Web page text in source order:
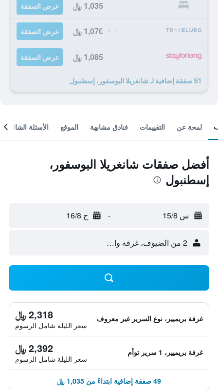
1,035 ﷼ عرض الصفقة
1,076 ﷼ عرض الصفقة
1,085 ﷼ عرض الصفقة
51 صفقة إضافية لـ شانغريلا البوسفور، إسطنبول
لمحة عن التقييمات فنادق مشابهة الموقع الأسئلة الشائعة
أفضل صفقات شانغريلا البوسفور،
إسطنبول
س 15/8 - ح 16/8
2 من الضيوف، غرفة واحدة
غرفة بريميير، نوع السرير غير معروف 2,318 ﷼
سعر الليلة شامل الرسوم
غرفة بريميير، 1 سرير توأم 2,392 ﷼
سعر الليلة شامل الرسوم
49 صفقة إضافية ابتداءً من 1,035 ﷼